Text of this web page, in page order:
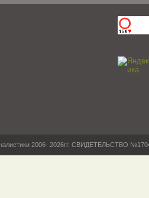
2006- 2026гг. СВИДЕТЕЛЬСТВО